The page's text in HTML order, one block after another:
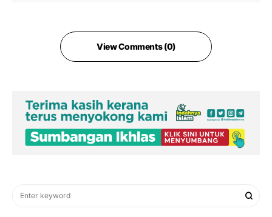
View Comments (0)